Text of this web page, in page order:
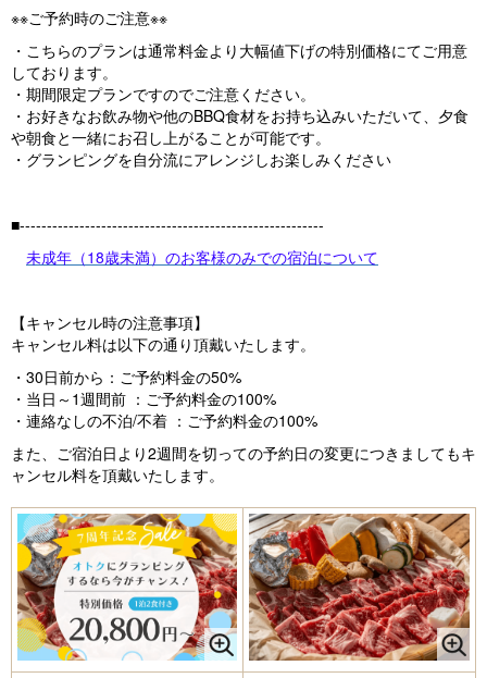
※※ご予約時のご注意※※
・こちらのプランは通常料金より大幅値下げの特別価格にてご用意
しております。
・期間限定プランですのでご注意ください。
・お好きなお飲み物や他のBBQ食材をお持ち込みいただいて、夕食
や朝食と一緒にお召し上がることが可能です。
・グランピングを自分流にアレンジしお楽しみください
■--------------------------------------------------------
未成年（18歳未満）のお客様のみでの宿泊について
【キャンセル時の注意事項】
キャンセル料は以下の通り頂戴いたします。
・30日前から：ご予約料金の50%
・当日～1週間前 ：ご予約料金の100%
・連絡なしの不泊/不着 ：ご予約料金の100%
また、ご宿泊日より2週間を切っての予約日の変更につきましてもキ
ャンセル料を頂戴いたします。